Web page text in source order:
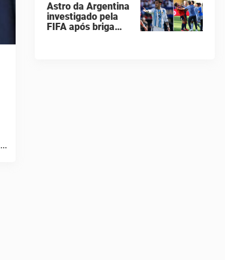
de 260 metros
Astro da Argentina
investigado pela
FIFA após briga